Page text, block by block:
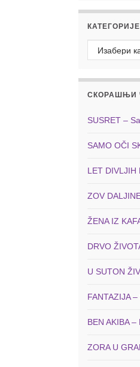
КАТЕГОРИЈЕ
Категорије
СКОРАШЊИ
SUSRET –
SAMO OČI
LET DIVLJIH
ZOV
ŽENA IZ
DRVO
U SUTON
FANTAZIJA
BEN AKIBA
ZORA U